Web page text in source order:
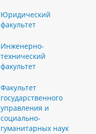
Юридический
факультет
Инженерно-
технический
факультет
Факультет
государственного
управления и
социально-
гуманитарных наук